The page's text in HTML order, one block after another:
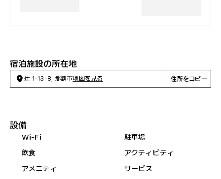
宿泊施設の所在地
辻 1-13-8, 那覇市地図を見る 住所をコピー
設備
Wi-Fi
駐車場
飲食
アクティビティ
アメニティ
サービス